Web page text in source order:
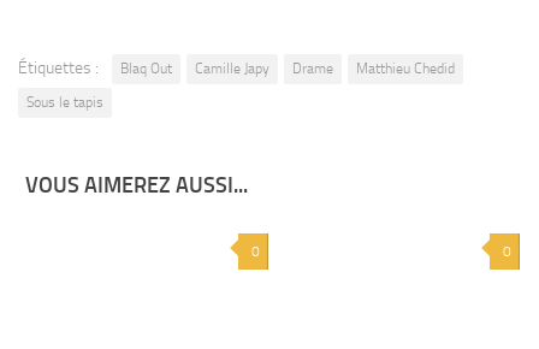
Étiquettes : Blaq Out Camille Japy Drame
Matthieu Chedid
Sous le tapis
VOUS AIMEREZ AUSSI...
0 0